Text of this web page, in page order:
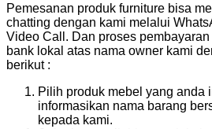
Pemesanan produk furniture bisa
chatting dengan kami melalui
Video Call. Dan proses
bank lokal atas nama owner kami
berikut :
Pilih produk mebel yang anda
informasikan nama barang
kepada kami.